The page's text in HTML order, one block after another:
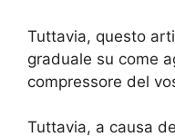
Tuttavia, questo
graduale su come
compressore del
Tuttavia, a causa